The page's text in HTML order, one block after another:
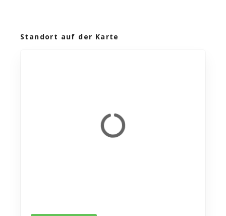
Standort auf der Karte